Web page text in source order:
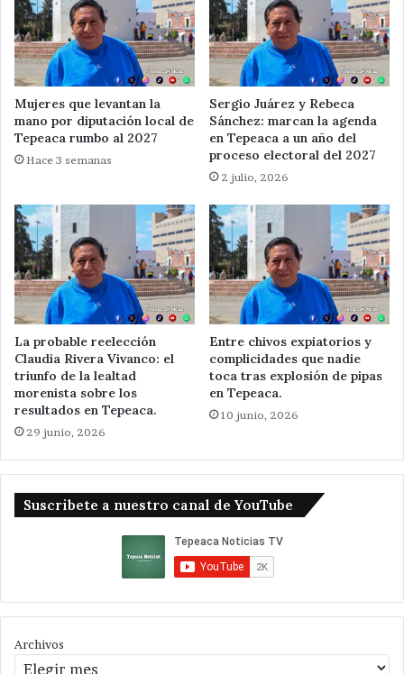
Mujeres que levantan la
mano por diputación local de
Tepeaca rumbo al 2027
Hace 3 semanas
Sergio Juárez y Rebeca
Sánchez: marcan la agenda
en Tepeaca a un año del
proceso electoral del 2027
2 julio, 2026
La probable reelección
Claudia Rivera Vivanco: el
triunfo de la lealtad
morenista sobre los
resultados en Tepeaca.
29 junio, 2026
Entre chivos expiatorios y
complicidades que nadie
toca tras explosión de pipas
en Tepeaca.
10 junio, 2026
Suscribete a nuestro canal de YouTube
Archivos